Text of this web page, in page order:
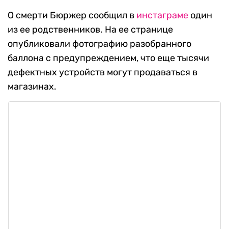
О смерти Бюржер сообщил в инстаграме один
из ее родственников. На ее странице
опубликовали фотографию разобранного
баллона с предупреждением, что еще тысячи
дефектных устройств могут продаваться в
магазинах.